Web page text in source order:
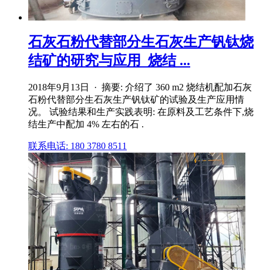
石灰石粉代替部分生石灰生产钒钛烧
结矿的研究与应用_烧结 ...
2018年9月13日 · 摘要: 介绍了 360 m2 烧结机配加石灰
石粉代替部分生石灰生产钒钛矿的试验及生产应用情
况。 试验结果和生产实践表明: 在原料及工艺条件下,烧
结生产中配加 4% 左右的石 .
联系电话: 180 3780 8511